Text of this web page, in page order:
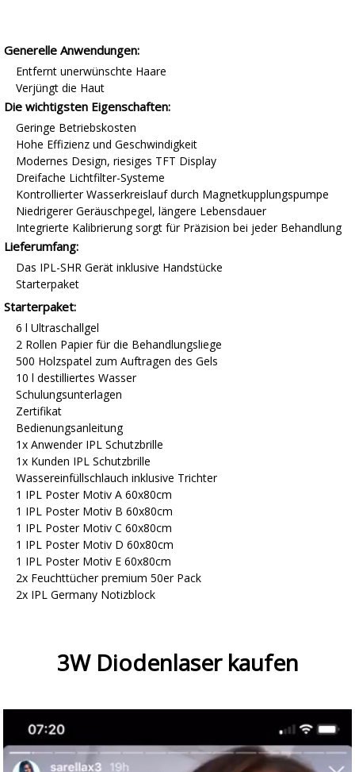
Generelle Anwendungen:
Entfernt unerwünschte Haare
Verjüngt die Haut
Die wichtigsten Eigenschaften:
Geringe Betriebskosten
Hohe Effizienz und Geschwindigkeit
Modernes Design, riesiges TFT Display
Dreifache Lichtfilter-Systeme
Kontrollierter Wasserkreislauf durch Magnetkupplungspumpe
Niedrigerer Geräuschpegel, längere Lebensdauer
Integrierte Kalibrierung sorgt für Präzision bei jeder Behandlung
Lieferumfang:
Das IPL-SHR Gerät inklusive Handstücke
Starterpaket
Starterpaket:
6 l Ultraschallgel
2 Rollen Papier für die Behandlungsliege
500 Holzspatel zum Auftragen des Gels
10 l destilliertes Wasser
Schulungsunterlagen
Zertifikat
Bedienungsanleitung
1x Anwender IPL Schutzbrille
1x Kunden IPL Schutzbrille
Wassereinfüllschlauch inklusive Trichter
1 IPL Poster Motiv A 60x80cm
1 IPL Poster Motiv B 60x80cm
1 IPL Poster Motiv C 60x80cm
1 IPL Poster Motiv D 60x80cm
1 IPL Poster Motiv E 60x80cm
2x Feuchttücher premium 50er Pack
2x IPL Germany Notizblock
3W Diodenlaser kaufen